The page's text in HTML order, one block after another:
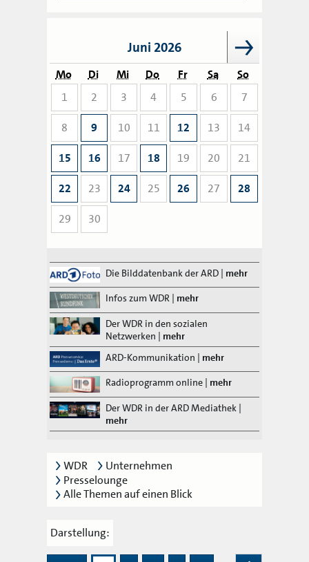
Juni 2026
Mo Di Mi Do Fr Sa
So
1
2 3 4 5 6 7
8 9 10 11 12 13 14
15 16 17 18 19 20 21
22 23 24 25 26 27 28
29 30
Die Bilddatenbank der ARD | mehr
Infos zum WDR | mehr
Der WDR in den sozialen
Netzwerken | mehr
ARD-Kommunikation | mehr
Radioprogramm online mehr
Der WDR in der ARD Mediathek |
mehr
WDR
Unternehmen
Presselounge
Alle Themen auf einen Blick
Darstellung: